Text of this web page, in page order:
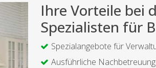
Ihre Vorteile bei
Spezialisten für
Spezialangebote für
Ausführliche Nachbetreuung